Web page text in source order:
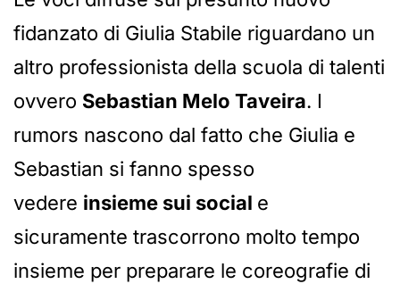
fidanzato di Giulia Stabile riguardano un
altro professionista della scuola di talenti
ovvero Sebastian Melo Taveira. I
rumors nascono dal fatto che Giulia e
Sebastian si fanno spesso
vedere insieme sui social e
sicuramente trascorrono molto tempo
insieme per preparare le coreografie di